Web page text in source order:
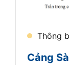
Cảng
Thông